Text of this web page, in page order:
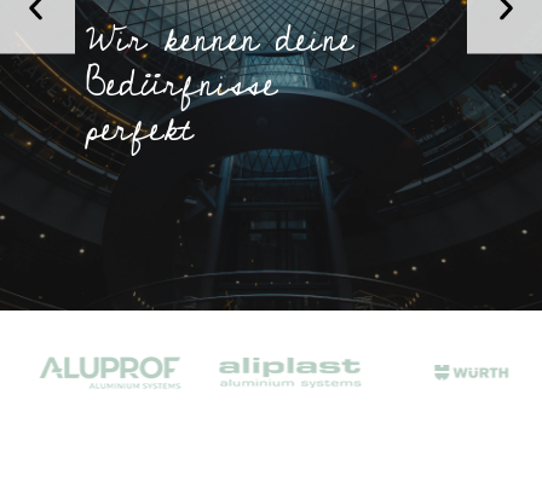
Wir kennen deine
Bedürfnisse
perfekt